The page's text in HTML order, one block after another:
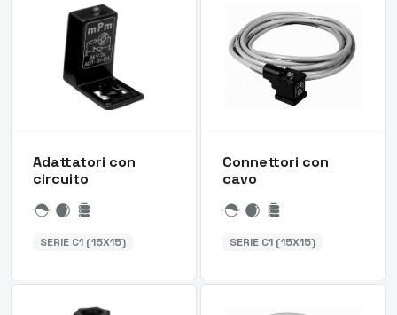
Adattatori con
circuito
SERIE C1 (15X15)
Connettori con
cavo
SERIE C1 (15X15)